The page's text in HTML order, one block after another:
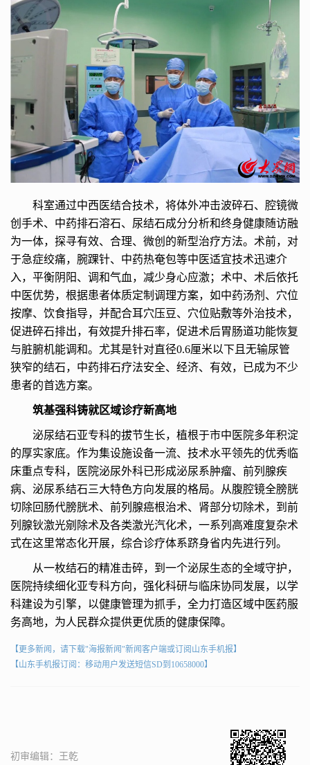
科室通过中西医结合技术，将体外冲击波碎石、腔镜微
创手术、中药排石溶石、尿结石成分分析和终身健康随访融
为一体，探寻有效、合理、微创的新型治疗方法。术前，对
于急症绞痛，腕踝针、中药热奄包等中医适宜技术迅速介
入，平衡阴阳、调和气血，减少身心应激；术中、术后依托
中医优势，根据患者体质定制调理方案，如中药汤剂、穴位
按摩、饮食指导，并配合耳穴压豆、穴位贴敷等外治技术，
促进碎石排出，有效提升排石率，促进术后胃肠道功能恢复
与脏腑机能调和。尤其是针对直径0.6厘米以下且无输尿管
狭窄的结石，中药排石疗法安全、经济、有效，已成为不少
患者的首选方案。
筑基强科铸就区域诊疗新高地
泌尿结石亚专科的拔节生长，植根于市中医院多年积淀
的厚实家底。作为集设施设备一流、技术水平领先的优秀临
床重点专科，医院泌尿外科已形成泌尿系肿瘤、前列腺疾
病、泌尿系结石三大特色方向发展的格局。从腹腔镜全膀胱
切除回肠代膀胱术、前列腺癌根治术、肾部分切除术，到前
列腺钬激光剜除术及各类激光汽化术，一系列高难度复杂术
式在这里常态化开展，综合诊疗体系跻身省内先进行列。
从一枚结石的精准击碎，到一个泌尿生态的全域守护，
医院持续细化亚专科方向，强化科研与临床协同发展，以学
科建设为引擎，以健康管理为抓手，全力打造区域中医药服
务高地，为人民群众提供更优质的健康保障。
【更多新闻，请下载"海报新闻"新闻客户端或订阅山东手机报】
【山东手机报订阅：移动用户发送短信SD到10658000】
初审编辑：王乾